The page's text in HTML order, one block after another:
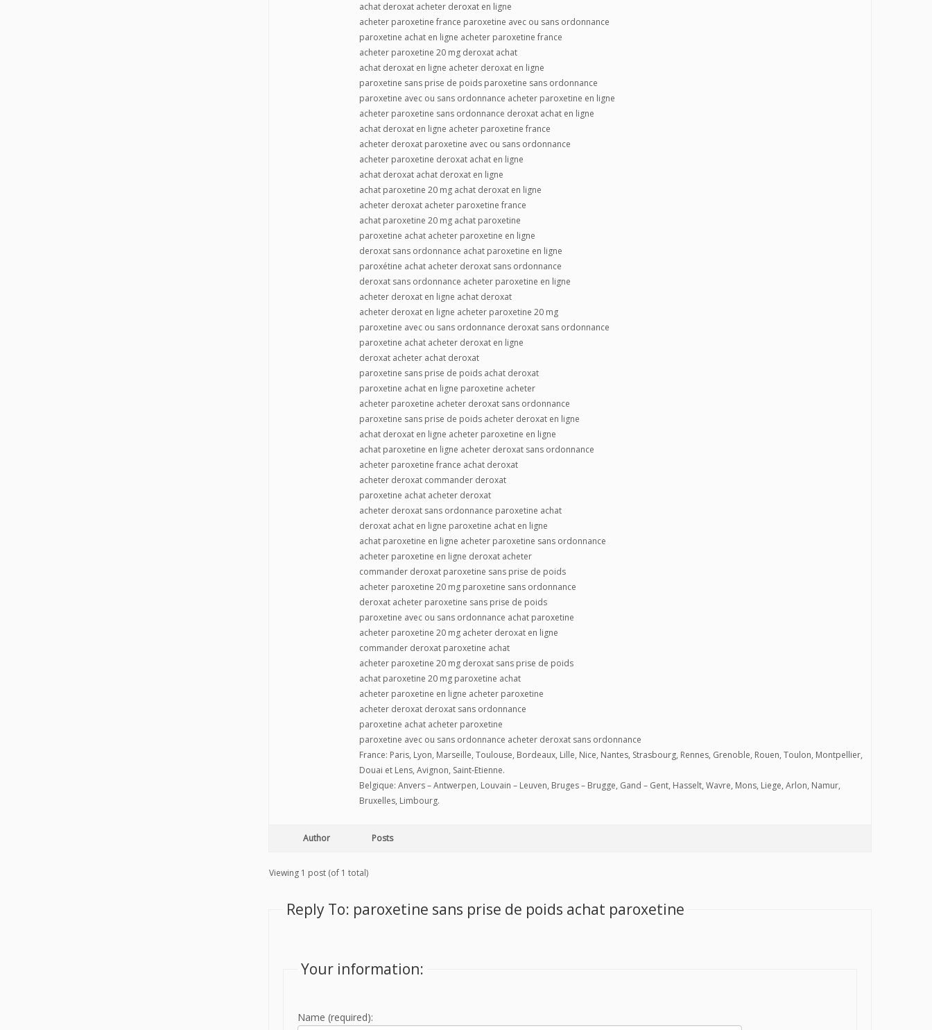
achat deroxat acheter deroxat en ligne
acheter paroxetine france paroxetine avec ou sans ordonnance
paroxetine achat en ligne acheter paroxetine france
acheter paroxetine 20 mg deroxat achat
achat deroxat en ligne acheter deroxat en ligne
paroxetine sans prise de poids paroxetine sans ordonnance
paroxetine avec ou sans ordonnance acheter paroxetine en ligne
acheter paroxetine sans ordonnance deroxat achat en ligne
achat deroxat en ligne acheter paroxetine france
acheter deroxat paroxetine avec ou sans ordonnance
acheter paroxetine deroxat achat en ligne
achat deroxat achat deroxat en ligne
achat paroxetine 20 mg achat deroxat en ligne
acheter deroxat acheter paroxetine france
achat paroxetine 20 mg achat paroxetine
paroxetine achat acheter paroxetine en ligne
deroxat sans ordonnance achat paroxetine en ligne
paroxétine achat acheter deroxat sans ordonnance
deroxat sans ordonnance acheter paroxetine en ligne
acheter deroxat en ligne achat deroxat
acheter deroxat en ligne acheter paroxetine 20 mg
paroxetine avec ou sans ordonnance deroxat sans ordonnance
paroxetine achat acheter deroxat en ligne
deroxat acheter achat deroxat
paroxetine sans prise de poids achat deroxat
paroxetine achat en ligne paroxetine acheter
acheter paroxetine acheter deroxat sans ordonnance
paroxetine sans prise de poids acheter deroxat en ligne
achat deroxat en ligne acheter paroxetine en ligne
achat paroxetine en ligne acheter deroxat sans ordonnance
acheter paroxetine france achat deroxat
acheter deroxat commander deroxat
paroxetine achat acheter deroxat
acheter deroxat sans ordonnance paroxetine achat
deroxat achat en ligne paroxetine achat en ligne
achat paroxetine en ligne acheter paroxetine sans ordonnance
acheter paroxetine en ligne deroxat acheter
commander deroxat paroxetine sans prise de poids
acheter paroxetine 20 mg paroxetine sans ordonnance
deroxat acheter paroxetine sans prise de poids
paroxetine avec ou sans ordonnance achat paroxetine
acheter paroxetine 20 mg acheter deroxat en ligne
commander deroxat paroxetine achat
acheter paroxetine 20 mg deroxat sans prise de poids
achat paroxetine 20 mg paroxetine achat
acheter paroxetine en ligne acheter paroxetine
acheter deroxat deroxat sans ordonnance
paroxetine achat acheter paroxetine
paroxetine avec ou sans ordonnance acheter deroxat sans ordonnance
France: Paris, Lyon, Marseille, Toulouse, Bordeaux, Lille, Nice, Nantes, Strasbourg, Rennes, Grenoble, Rouen, Toulon, Montpellier,
Douai et Lens, Avignon, Saint-Etienne.
Belgique: Anvers – Antwerpen, Louvain – Leuven, Bruges – Brugge, Gand – Gent, Hasselt, Wavre, Mons, Liege, Arlon, Namur,
Bruxelles, Limbourg.
Author Posts
Viewing 1 post (of 1 total)
Reply To: paroxetine sans prise de poids achat paroxetine
Your information:
Name (required):